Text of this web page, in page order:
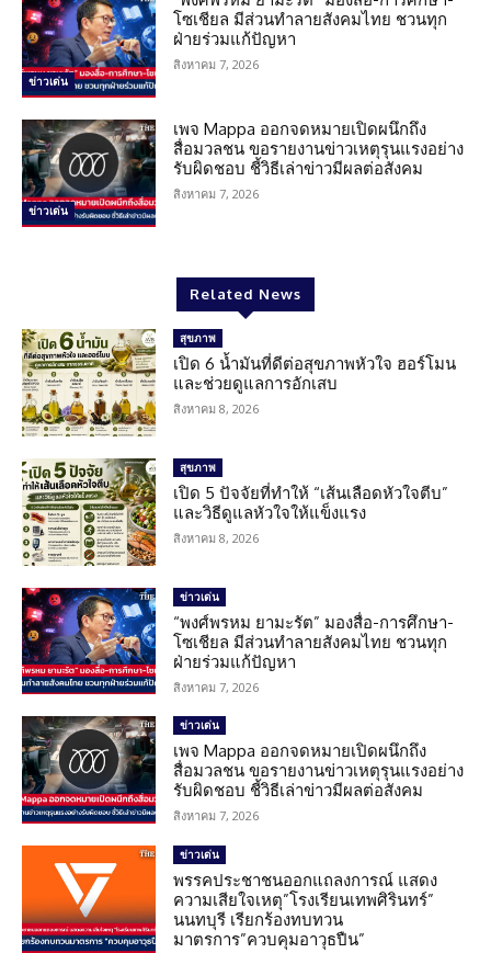
ข่าวเด่น
โซเชียล มีส่วนทำลายสังคมไทย ชวนทุก
ฝ่ายร่วมแก้ปัญหา
สิงหาคม 7, 2026
ข่าวเด่น
เพจ Mappa ออกจดหมายเปิดผนึกถึง
สื่อมวลชน ขอรายงานข่าวเหตุรุนแรงอย่าง
รับผิดชอบ ชี้วิธีเล่าข่าวมีผลต่อสังคม
สิงหาคม 7, 2026
Related News
สุขภาพ
เปิด 6 น้ำมันที่ดีต่อสุขภาพหัวใจ ฮอร์โมน
และช่วยดูแลการอักเสบ
สิงหาคม 8, 2026
สุขภาพ
เปิด 5 ปัจจัยที่ทำให้ “เส้นเลือดหัวใจตีบ”
และวิธีดูแลหัวใจให้แข็งแรง
สิงหาคม 8, 2026
ข่าวเด่น
“พงศ์พรหม ยามะรัต” มองสื่อ-การศึกษา-
โซเชียล มีส่วนทำลายสังคมไทย ชวนทุก
ฝ่ายร่วมแก้ปัญหา
สิงหาคม 7, 2026
ข่าวเด่น
เพจ Mappa ออกจดหมายเปิดผนึกถึง
สื่อมวลชน ขอรายงานข่าวเหตุรุนแรงอย่าง
รับผิดชอบ ชี้วิธีเล่าข่าวมีผลต่อสังคม
สิงหาคม 7, 2026
ข่าวเด่น
พรรคประชาชนออกแถลงการณ์ แสดง
ความเสียใจเหตุ”โรงเรียนเทพศิรินทร์”
นนทบุรี เรียกร้องทบทวน
มาตรการ”ควบคุมอาวุธปืน”